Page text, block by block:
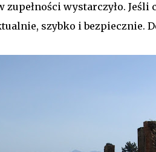
zupełności wystarczyło.
szybko i bezpiecznie.